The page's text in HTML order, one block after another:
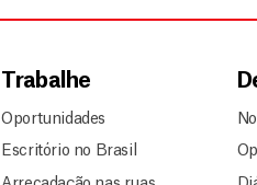
Trabalhe
Oportunidades
Escritório no Brasil